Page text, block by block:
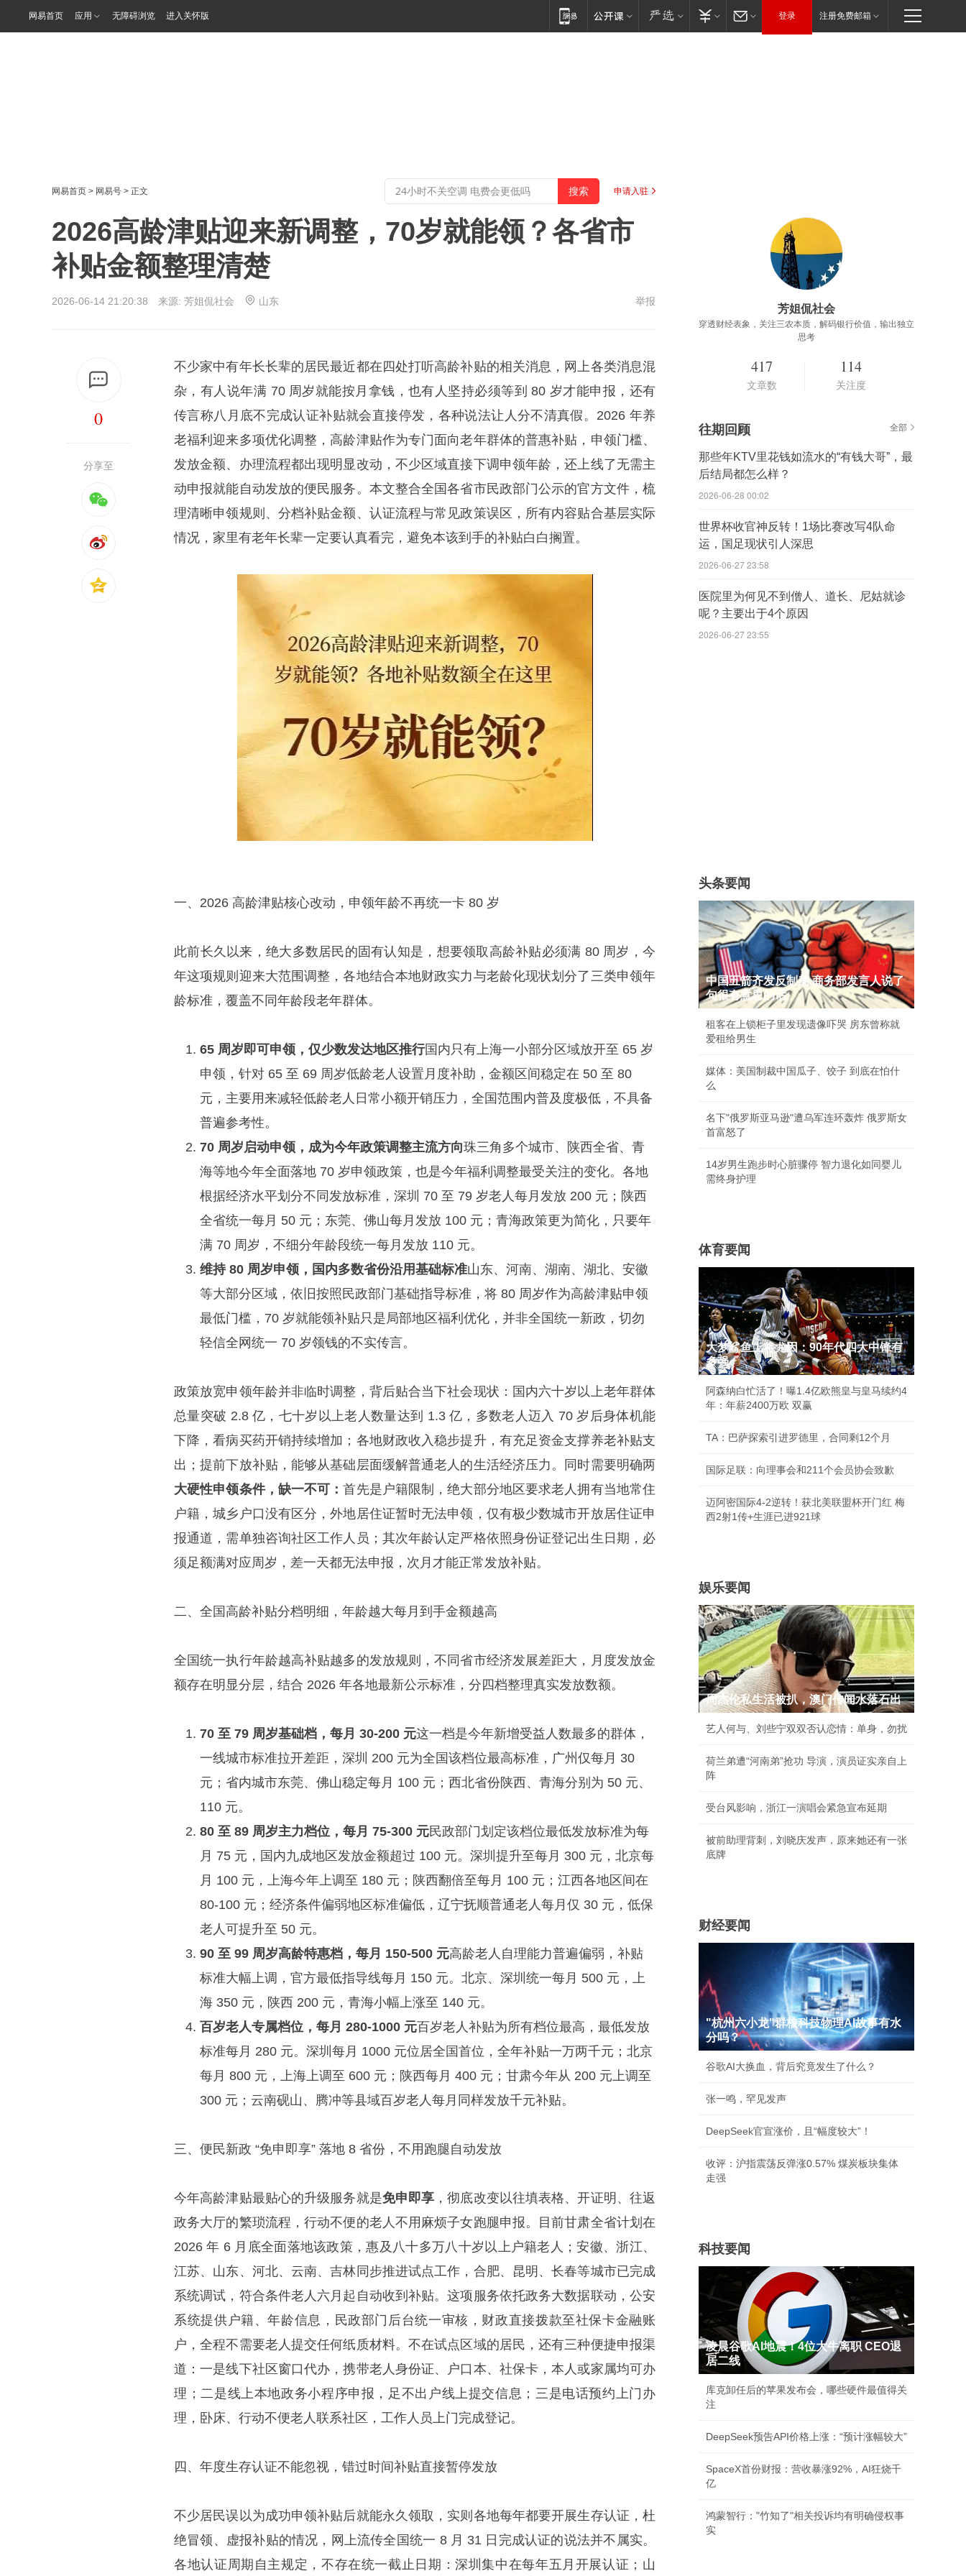
网易首页 应用 无障碍浏览 进入关怀版 登录 注册免费邮箱
网易首页 > 网易号 > 正文 申请入驻
2026高龄津贴迎来新调整，70岁就能领？各省市
补贴金额整理清楚
2026-06-14 21:20:38 来源: 芳姐侃社会 山东 举报
0
分享至
不少家中有年长长辈的居民最近都在四处打听高龄补贴的相关消息，网上各类消息混
杂，有人说年满 70 周岁就能按月拿钱，也有人坚持必须等到 80 岁才能申报，还有
传言称八月底不完成认证补贴就会直接停发，各种说法让人分不清真假。2026 年养
老福利迎来多项优化调整，高龄津贴作为专门面向老年群体的普惠补贴，申领门槛、
发放金额、办理流程都出现明显改动，不少区域直接下调申领年龄，还上线了无需主
动申报就能自动发放的便民服务。本文整合全国各省市民政部门公示的官方文件，梳
理清晰申领规则、分档补贴金额、认证流程与常见政策误区，所有内容贴合基层实际
情况，家里有老年长辈一定要认真看完，避免本该到手的补贴白白搁置。
一、2026 高龄津贴核心改动，申领年龄不再统一卡 80 岁
此前长久以来，绝大多数居民的固有认知是，想要领取高龄补贴必须满 80 周岁，今
年这项规则迎来大范围调整，各地结合本地财政实力与老龄化现状划分了三类申领年
龄标准，覆盖不同年龄段老年群体。
65 周岁即可申领，仅少数发达地区推行国内只有上海一小部分区域放开至 65 岁
申领，针对 65 至 69 周岁低龄老人设置月度补助，金额区间稳定在 50 至 80
元，主要用来减轻低龄老人日常小额开销压力，全国范围内普及度极低，不具备
普遍参考性。
70 周岁启动申领，成为今年政策调整主流方向珠三角多个城市、陕西全省、青
海等地今年全面落地 70 岁申领政策，也是今年福利调整最受关注的变化。各地
根据经济水平划分不同发放标准，深圳 70 至 79 岁老人每月发放 200 元；陕西
全省统一每月 50 元；东莞、佛山每月发放 100 元；青海政策更为简化，只要年
满 70 周岁，不细分年龄段统一每月发放 110 元。
维持 80 周岁申领，国内多数省份沿用基础标准山东、河南、湖南、湖北、安徽
等大部分区域，依旧按照民政部门基础指导标准，将 80 周岁作为高龄津贴申领
最低门槛，70 岁就能领补贴只是局部地区福利优化，并非全国统一新政，切勿
轻信全网统一 70 岁领钱的不实传言。
政策放宽申领年龄并非临时调整，背后贴合当下社会现状：国内六十岁以上老年群体
总量突破 2.8 亿，七十岁以上老人数量达到 1.3 亿，多数老人迈入 70 岁后身体机能
下降，看病买药开销持续增加；各地财政收入稳步提升，有充足资金支撑养老补贴支
出；提前下放补贴，能够从基础层面缓解普通老人的生活经济压力。同时需要明确两
大硬性申领条件，缺一不可：首先是户籍限制，绝大部分地区要求老人拥有当地常住
户籍，城乡户口没有区分，外地居住证暂时无法申领，仅有极少数城市开放居住证申
报通道，需单独咨询社区工作人员；其次年龄认定严格依照身份证登记出生日期，必
须足额满对应周岁，差一天都无法申报，次月才能正常发放补贴。
二、全国高龄补贴分档明细，年龄越大每月到手金额越高
全国统一执行年龄越高补贴越多的发放规则，不同省市经济发展差距大，月度发放金
额存在明显分层，结合 2026 年各地最新公示标准，分四档整理真实发放数额。
70 至 79 周岁基础档，每月 30-200 元这一档是今年新增受益人数最多的群体，
一线城市标准拉开差距，深圳 200 元为全国该档位最高标准，广州仅每月 30
元；省内城市东莞、佛山稳定每月 100 元；西北省份陕西、青海分别为 50 元、
110 元。
80 至 89 周岁主力档位，每月 75-300 元民政部门划定该档位最低发放标准为每
月 75 元，国内九成地区发放金额超过 100 元。深圳提升至每月 300 元，北京每
月 100 元，上海今年上调至 180 元；陕西翻倍至每月 100 元；江西各地区间在
80-100 元；经济条件偏弱地区标准偏低，辽宁抚顺普通老人每月仅 30 元，低保
老人可提升至 50 元。
90 至 99 周岁高龄特惠档，每月 150-500 元高龄老人自理能力普遍偏弱，补贴
标准大幅上调，官方最低指导线每月 150 元。北京、深圳统一每月 500 元，上
海 350 元，陕西 200 元，青海小幅上涨至 140 元。
百岁老人专属档位，每月 280-1000 元百岁老人补贴为所有档位最高，最低发放
标准每月 280 元。深圳每月 1000 元位居全国首位，全年补贴一万两千元；北京
每月 800 元，上海上调至 600 元；陕西每月 400 元；甘肃今年从 200 元上调至
300 元；云南砚山、腾冲等县域百岁老人每月同样发放千元补贴。
三、便民新政 “免申即享” 落地 8 省份，不用跑腿自动发放
今年高龄津贴最贴心的升级服务就是免申即享 ，彻底改变以往填表格、开证明、往返
政务大厅的繁琐流程，行动不便的老人不用麻烦子女跑腿申报。目前甘肃全省计划在
2026 年 6 月底全面落地该政策，惠及八十多万八十岁以上户籍老人；安徽、浙江、
江苏、山东、河北、云南、吉林同步推进试点工作，合肥、昆明、长春等城市已完成
系统调试，符合条件老人六月起自动收到补贴。这项服务依托政务大数据联动，公安
系统提供户籍、年龄信息，民政部门后台统一审核，财政直接拨款至社保卡金融账
户，全程不需要老人提交任何纸质材料。不在试点区域的居民，还有三种便捷申报渠
道：一是线下社区窗口代办，携带老人身份证、户口本、社保卡，本人或家属均可办
理；二是线上本地政务小程序申报，足不出户线上提交信息；三是电话预约上门办
理，卧床、行动不便老人联系社区，工作人员上门完成登记。
四、年度生存认证不能忽视，错过时间补贴直接暂停发放
不少居民误以为成功申领补贴后就能永久领取，实则各地每年都要开展生存认证，杜
绝冒领、虚报补贴的情况，网上流传全国统一 8 月 31 日完成认证的说法并不属实。
各地认证周期自主规定，不存在统一截止日期：深圳集中在每年五月开展认证；山
芳姐侃社会
穿透财经表象，关注三农本质，解码银行价值，输出独立
思考
417
文章数
114
关注度
往期回顾 全部
那些年KTV里花钱如流水的“有钱大哥”，最
后结局都怎么样？
2026-06-28 00:02
世界杯收官神反转！1场比赛改写4队命
运，国足现状引人深思
2026-06-27 23:58
医院里为何见不到僧人、道长、尼姑就诊
呢？主要出于4个原因
2026-06-27 23:55
头条要闻
中国五箭齐发反制美 商务部发言人说了
句很有意思的话
租客在上锁柜子里发现遗像吓哭 房东曾称就
爱租给男生
媒体：美国制裁中国瓜子、饺子 到底在怕什
么
名下"俄罗斯亚马逊"遭乌军连环轰炸 俄罗斯女
首富怒了
14岁男生跑步时心脏骤停 智力退化如同婴儿
需终身护理
体育要闻
大梦鲨鱼上将尤因：90年代四大中锋有
多强
阿森纳白忙活了！曝1.4亿欧熊皇与皇马续约4
年：年薪2400万欧 双赢
TA：巴萨探索引进罗德里，合同剩12个月
国际足联：向理事会和211个会员协会致歉
迈阿密国际4-2逆转！获北美联盟杯开门红 梅
西2射1传+生涯已进921球
娱乐要闻
周杰伦私生活被扒，澳门传闻水落石出
艺人何与、刘些宁双双否认恋情：单身，勿扰
荷兰弟遭“河南弟”抢功 导演，演员证实亲自上
阵
受台风影响，浙江一演唱会紧急宣布延期
被前助理背刺，刘晓庆发声，原来她还有一张
底牌
财经要闻
"杭州六小龙"群核科技物理AI故事有水
分吗？
谷歌AI大换血，背后究竟发生了什么？
张一鸣，罕见发声
DeepSeek官宣涨价，且“幅度较大”！
收评：沪指震荡反弹涨0.57% 煤炭板块集体
走强
科技要闻
凌晨谷歌AI地震！4位大牛离职 CEO退
居二线
库克卸任后的苹果发布会，哪些硬件最值得关
注
DeepSeek预告API价格上涨：“预计涨幅较大”
SpaceX首份财报：营收暴涨92%，AI狂烧千
亿
鸿蒙智行："竹知了"相关投诉均有明确侵权事
实